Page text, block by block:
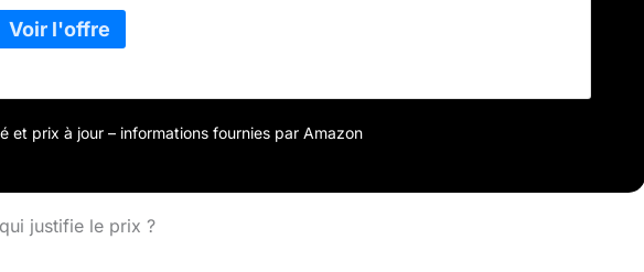
dorer une seule face du pain GRANDS COMPARTIMENTS: Le centrage
des tranches de pain à l'intérieur des grands compartiments
fois le temps de grillage sélectionné terminé, les tranches sont
ET STYLE: Avec son mélange de technologie et de style
et prix à jour – informations fournies par Amazon
justifie le prix ?